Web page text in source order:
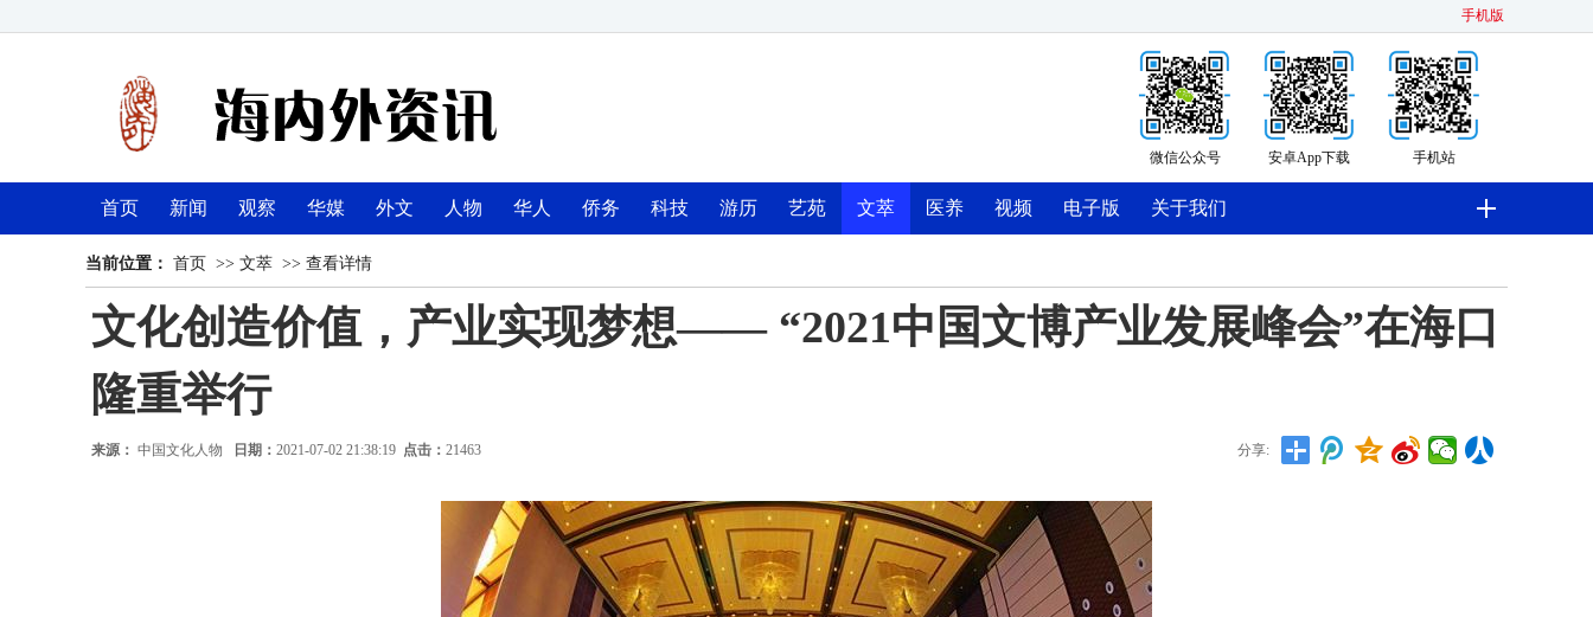
手机版
手机站
安卓App下载
微信公众号
首页 新闻 观察 华媒 外文 人物 华人 侨务 科技 游历 艺苑 文萃 医养 视频 电子版 关于我们
当前位置： 首页 >> 文萃 >> 查看详情
文化创造价值，产业实现梦想—— “2021中国文博产业发展峰会”在海口
隆重举行
来源： 中国文化人物 日期： 2021-07-02 21:38:19 点击： 21463 分享: